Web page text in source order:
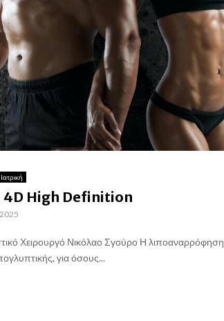
4D High Definition
Χειρουργό Νικόλαο Σγούρο Η λιποαναρρόφηση
για όσους...